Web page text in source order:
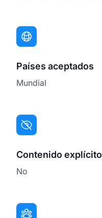
Países aceptados
Mundial
Contenido explícito
No